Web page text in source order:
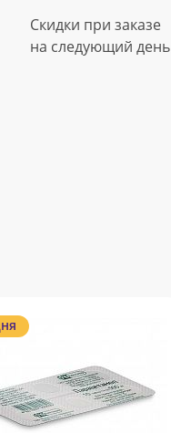
Скидки при заказе
на следующий день